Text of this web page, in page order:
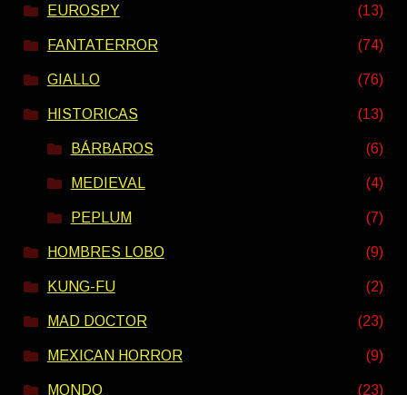
EUROSPY (13)
FANTATERROR (74)
GIALLO (76)
HISTORICAS (13)
BÁRBAROS (6)
MEDIEVAL (4)
PEPLUM (7)
HOMBRES LOBO (9)
KUNG-FU (2)
MAD DOCTOR (23)
MEXICAN HORROR (9)
MONDO (23)